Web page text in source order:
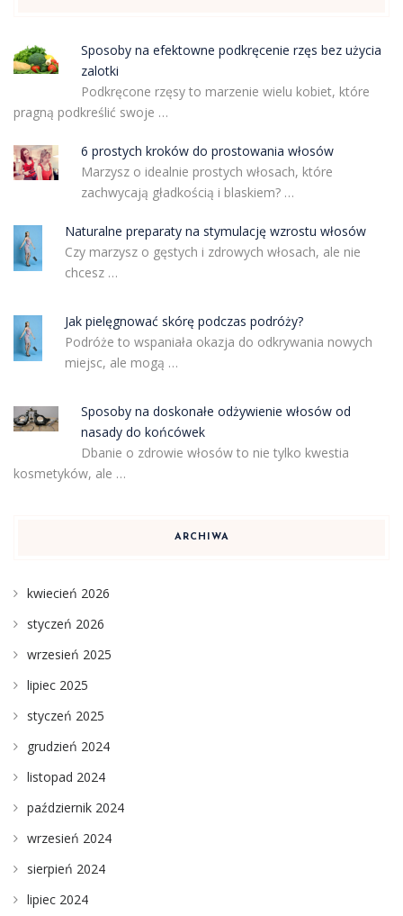
Sposoby na efektowne podkręcenie rzęs bez użycia
zalotki
Podkręcone rzęsy to marzenie wielu kobiet, które
pragną podkreślić swoje …
6 prostych kroków do prostowania włosów
Marzysz o idealnie prostych włosach, które
zachwycają gładkością i blaskiem? …
Naturalne preparaty na stymulację wzrostu włosów
Czy marzysz o gęstych i zdrowych włosach, ale nie
chcesz …
Jak pielęgnować skórę podczas podróży?
Podróże to wspaniała okazja do odkrywania nowych
miejsc, ale mogą …
Sposoby na doskonałe odżywienie włosów od
nasady do końcówek
Dbanie o zdrowie włosów to nie tylko kwestia
kosmetyków, ale …
ARCHIWA
kwiecień 2026
styczeń 2026
wrzesień 2025
lipiec 2025
styczeń 2025
grudzień 2024
listopad 2024
październik 2024
wrzesień 2024
sierpień 2024
lipiec 2024